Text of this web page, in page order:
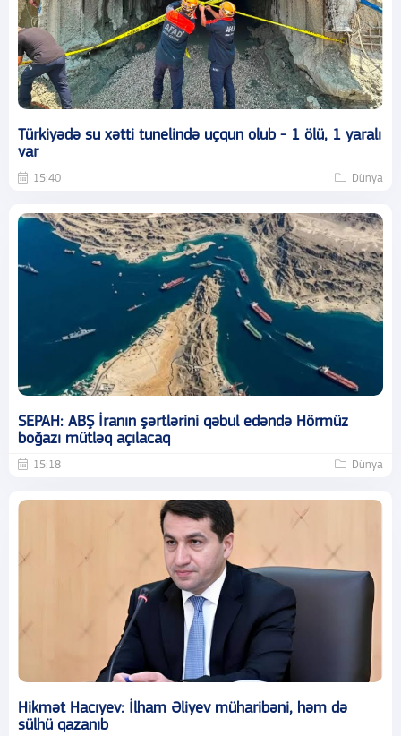
Türkiyədə su xətti tunelində uçqun olub - 1 ölü, 1 yaralı
var
15:40 Dünya
SEPAH: ABŞ İranın şərtlərini qəbul edəndə Hörmüz
boğazı mütləq açılacaq
15:18 Dünya
Hikmət Hacıyev: İlham Əliyev müharibəni, həm də
sülhü qazanıb